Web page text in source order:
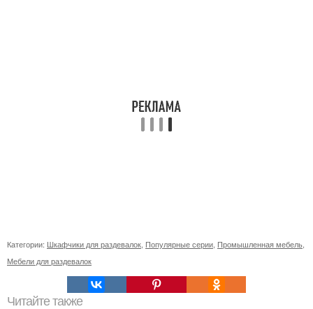
Категории: Шкафчики для раздевалок Популярные серии Промышленная мебель
Мебели для раздевалок
Читайте также